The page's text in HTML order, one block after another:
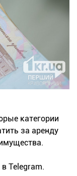
категории
за аренду
Telegram.